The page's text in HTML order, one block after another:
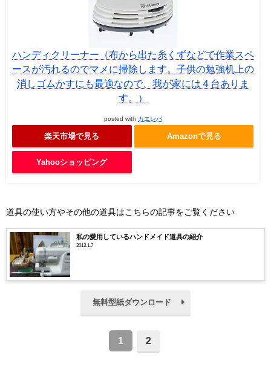
ハンディクリーナー（布から出た糸くずなどで作業スペ
ースが汚れるのでマメに掃除します。子供の勉強机上の
消しゴムかすにも最適なので、我が家には４台ありま
す。）
posted with カエレバ
楽天市場で見る Amazonで見る
Yahooショッピング
道具の使い方やその他の道具はこちらの記事をご覧ください
私の愛用しているハンドメイド道具の紹介
2013.1.7
無料型紙ダウンロード
1 2